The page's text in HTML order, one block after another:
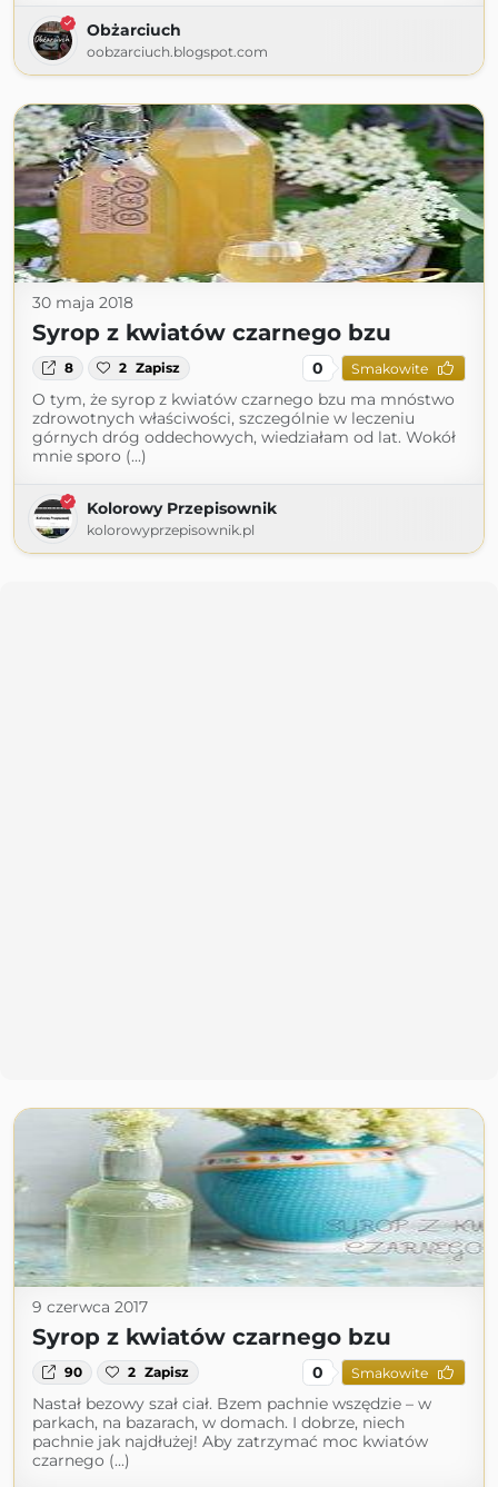
Obżarciuch
oobzarciuch.blogspot.com
30 maja 2018
Syrop z kwiatów czarnego bzu
8 2 Zapisz 0 Smakowite
O tym, że syrop z kwiatów czarnego bzu ma mnóstwo
zdrowotnych właściwości, szczególnie w leczeniu
górnych dróg oddechowych, wiedziałam od lat. Wokół
mnie sporo (...)
Kolorowy Przepisownik
kolorowyprzepisownik.pl
9 czerwca 2017
Syrop z kwiatów czarnego bzu
90 2 Zapisz 0 Smakowite
Nastał bezowy szał ciał. Bzem pachnie wszędzie – w
parkach, na bazarach, w domach. I dobrze, niech
pachnie jak najdłużej! Aby zatrzymać moc kwiatów
czarnego (...)